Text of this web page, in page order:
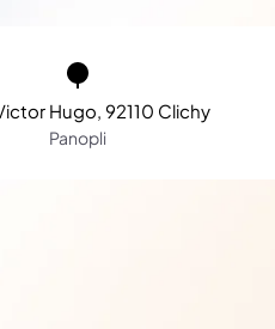
Hugo, 92110 Clichy
Panopli